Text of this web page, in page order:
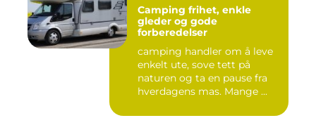
Camping frihet, enkle
gleder og gode
forberedelser
camping handler om å leve
enkelt ute, sove tett på
naturen og ta en pause fra
hverdagens mas. Mange ...